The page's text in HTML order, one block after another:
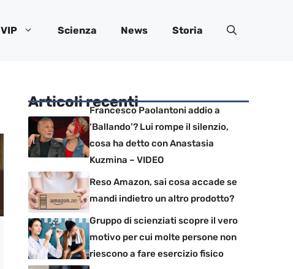
VIP Scienza News Storia
Articoli recentiFrancesco Paolantoni addio a
‘Ballando’? Lui rompe il silenzio,
cosa ha detto con Anastasia
Kuzmina – VIDEO
Reso Amazon, sai cosa accade se
mandi indietro un altro prodotto?
Gruppo di scienziati scopre il vero
motivo per cui molte persone non
riescono a fare esercizio fisico